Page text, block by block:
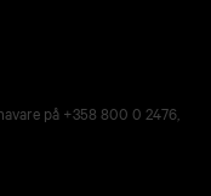
på +358 800 0 2476,